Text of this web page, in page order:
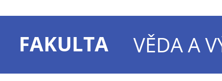
FAKULTA
VĚDA A